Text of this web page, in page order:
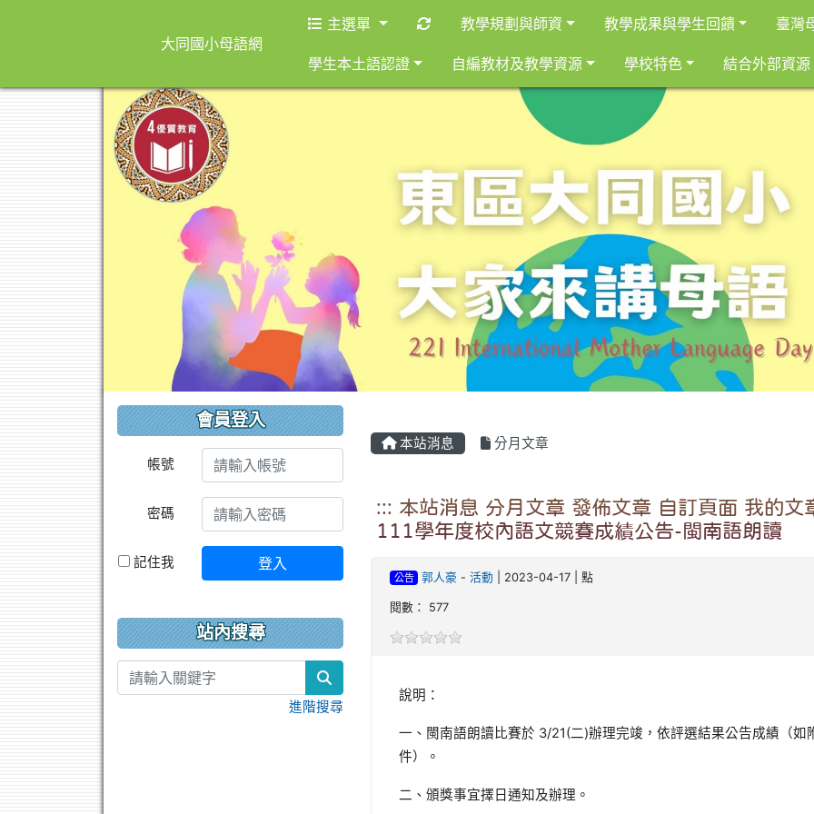
大同國小母語網
主選單 重新取得佈景設定
教學規劃與師資 教學成果與學生回饋 臺灣
學生本土語認證 自編教材及教學資源 學校特色 結合外部資源
本站消息 分月文章
::: 本站消息 分月文章 發佈文章 自訂頁面 我的文
111學年度校內語文競賽成績公告-閩南語朗讀
公告 郭人豪 - 活動 | 2023-04-17 | 點
閱數： 577
說明：
一、閩南語朗讀比賽於 3/21(二)辦理完竣，依評選結果公告成績（如
件）。
二、頒獎事宜擇日通知及辦理。
會員登入
帳號
密碼
記住我 登入
站內搜尋
進階搜尋